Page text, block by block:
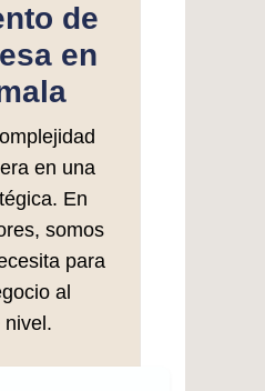
de
en
en una
En
somos
para
al
nivel.